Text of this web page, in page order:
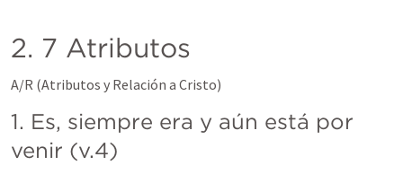
2. 7 Atributos
A/R (Atributos y Relación a Cristo)
1. Es, siempre era y aún está por
venir (v.4)